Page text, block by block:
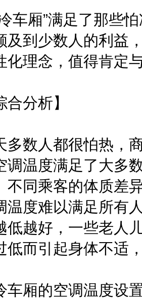
厢”满足了那些怕
及到少数人的利益
化理念，值得肯定
分析】
人都很怕热，商
调温度满足了大多
不同乘客的体质差
温度难以满足所有
低越好，一些老人
低而引起身体不适
的空调温度设置